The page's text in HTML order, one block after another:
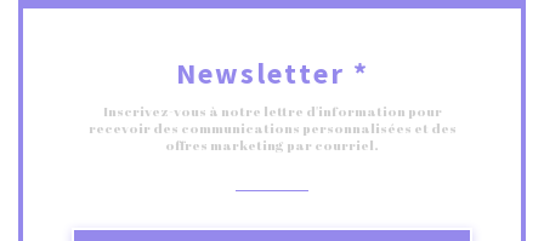
Newsletter *
Inscrivez-vous à notre lettre d'information pour
recevoir des communications personnalisées et des
offres marketing par courriel.